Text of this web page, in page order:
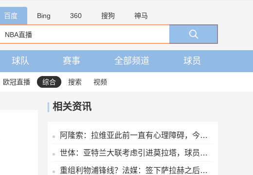
百度 Bing 360 搜狗 神马
球队 赛事 全部频道 球员
欧冠直播 综合 搜索 视频
相关资讯
阿隆索：拉维亚此前一直有心理障碍，今天他很累但发自内心地开心
世体：亚特兰大联考虑引进莫拉塔，球员认为自己还能留在顶级联赛
重组利物浦锋线？法媒：签下萨拉赫之后，特拉布宗即将拿下努涅斯